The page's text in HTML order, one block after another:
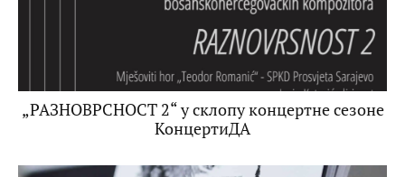
„РАЗНОВРСНОСТ 2“ у склопу концертне сезоне
КонцертиДА